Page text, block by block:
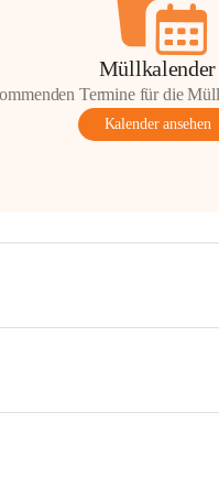
Müllkalender
Termine für die
Kalender ansehen